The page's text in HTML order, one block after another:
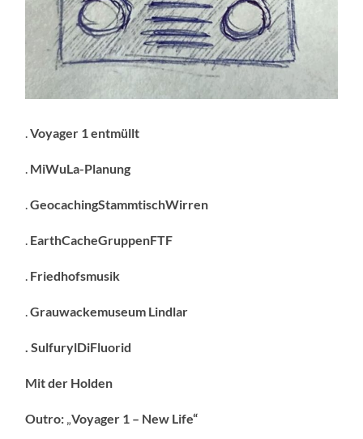
.Voyager 1 entmüllt
. MiWuLa-Planung
.GeocachingStammtischWirren
. EarthCacheGruppenFTF
. Friedhofsmusik
.Grauwackemuseum Lindlar
. SulfurylDiFluorid
Mit der Holden
Outro: „Voyager 1 – New Life“